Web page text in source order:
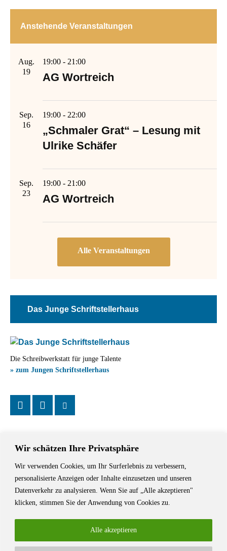
Wir schätzen Ihre Privatsphäre
Wir verwenden Cookies, um Ihr Surferlebnis zu verbessern,
personalisierte Anzeigen oder Inhalte einzusetzen und unseren
Datenverkehr zu analysieren. Wenn Sie auf „Alle akzeptieren"
klicken, stimmen Sie der Anwendung von Cookies zu.
Alle akzeptieren
Anstehende Veranstaltungen
Aug.
19
19:00 - 21:00
AG Wortreich
Sep.
16
19:00 - 22:00
„Schmaler Grat“ – Lesung mit
Ulrike Schäfer
Sep.
23
19:00 - 21:00
AG Wortreich
Das Junge Schriftstellerhaus
Die Schreibwerkstatt für junge Talente
» zum Jungen Schriftstellerhaus
Das Schriftstellerhaus ist ein beliebter Treffpunkt für Autorinnen und
Autoren aus Stuttgart und der Region sowie ein Veranstaltungsort für
Lesungen, Tagungen und Schreibwerkstätten.